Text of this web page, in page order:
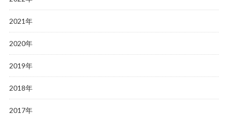
2021年
2020年
2019年
2018年
2017年